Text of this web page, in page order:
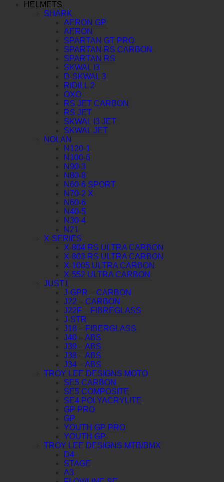
HELMETS
SHARK
AERON GP
AERON
SPARTAN GT PRO
SPARTAN RS CARBON
SPARTAN RS
SKWAL I3
D-SKWAL 3
RIDILL 2
OXO
RS JET CARBON
RS JET
SKWAL I3 JET
SKWAL JET
NOLAN
N120-1
N100-6
N90-3
N80-8
N60-6 SPORT
N70-2 X
N60-6
N40-5
N30-4
N21
X-SERIES
X-804 RS ULTRA CARBON
X-803 RS ULTRA CARBON
X-1005 ULTRA CARBON
X-552 ULTRA CARBON
JUST1
J-GPR – CARBON
J22 – CARBON
J22F – FIBREGLASS
J-STR
J18 – FIBERGLASS
J40 – ABS
J39 – ABS
J38 – ABS
J34 – ABS
TROY LEE DESIGNS MOTO
SE5 CARBON
SE5 COMPOSITE
SE4 POLYACRYLITE
GP PRO
GP
YOUTH GP PRO
YOUTH GP
TROY LEE DESIGNS MTB/BMX
D4
STAGE
A3